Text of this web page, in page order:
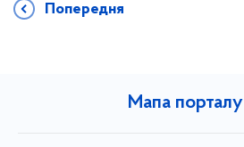
Попередня
Мапа порталу